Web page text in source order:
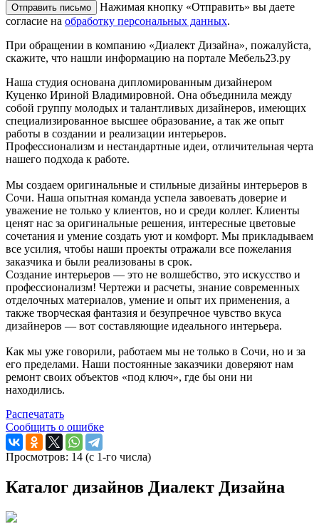
Нажимая кнопку «Отправить» вы даете
согласие на обработку персональных данных.
При обращении в компанию «Диалект Дизайна», пожалуйста,
скажите, что нашли информацию на портале Мебель23.ру
Наша студия основана дипломированным дизайнером
Куценко Ириной Владимировной. Она объединила между
собой группу молодых и талантливых дизайнеров, имеющих
специализированное высшее образование, а так же опыт
работы в создании и реализации интерьеров.
Профессионализм и нестандартные идеи, отличительная черта
нашего подхода к работе.
Мы создаем оригинальные и стильные дизайны интерьеров в
Сочи. Наша опытная команда успела завоевать доверие и
уважение не только у клиентов, но и среди коллег. Клиенты
ценят нас за оригинальные решения, интересные цветовые
сочетания и умение создать уют и комфорт. Мы прикладываем
все усилия, чтобы наши проекты отражали все пожелания
заказчика и были реализованы в срок.
Создание интерьеров — это не волшебство, это искусство и
профессионализм! Чертежи и расчеты, знание современных
отделочных материалов, умение и опыт их применения, а
также творческая фантазия и безупречное чувство вкуса
дизайнеров — вот составляющие идеального интерьера.
Как мы уже говорили, работаем мы не только в Сочи, но и за
его пределами. Наши постоянные заказчики доверяют нам
ремонт своих объектов «под ключ», где бы они ни
находились.
Распечатать
Сообщить о ошибке
Просмотров: 14 (с 1-го числа)
Каталог дизайнов Диалект Дизайна